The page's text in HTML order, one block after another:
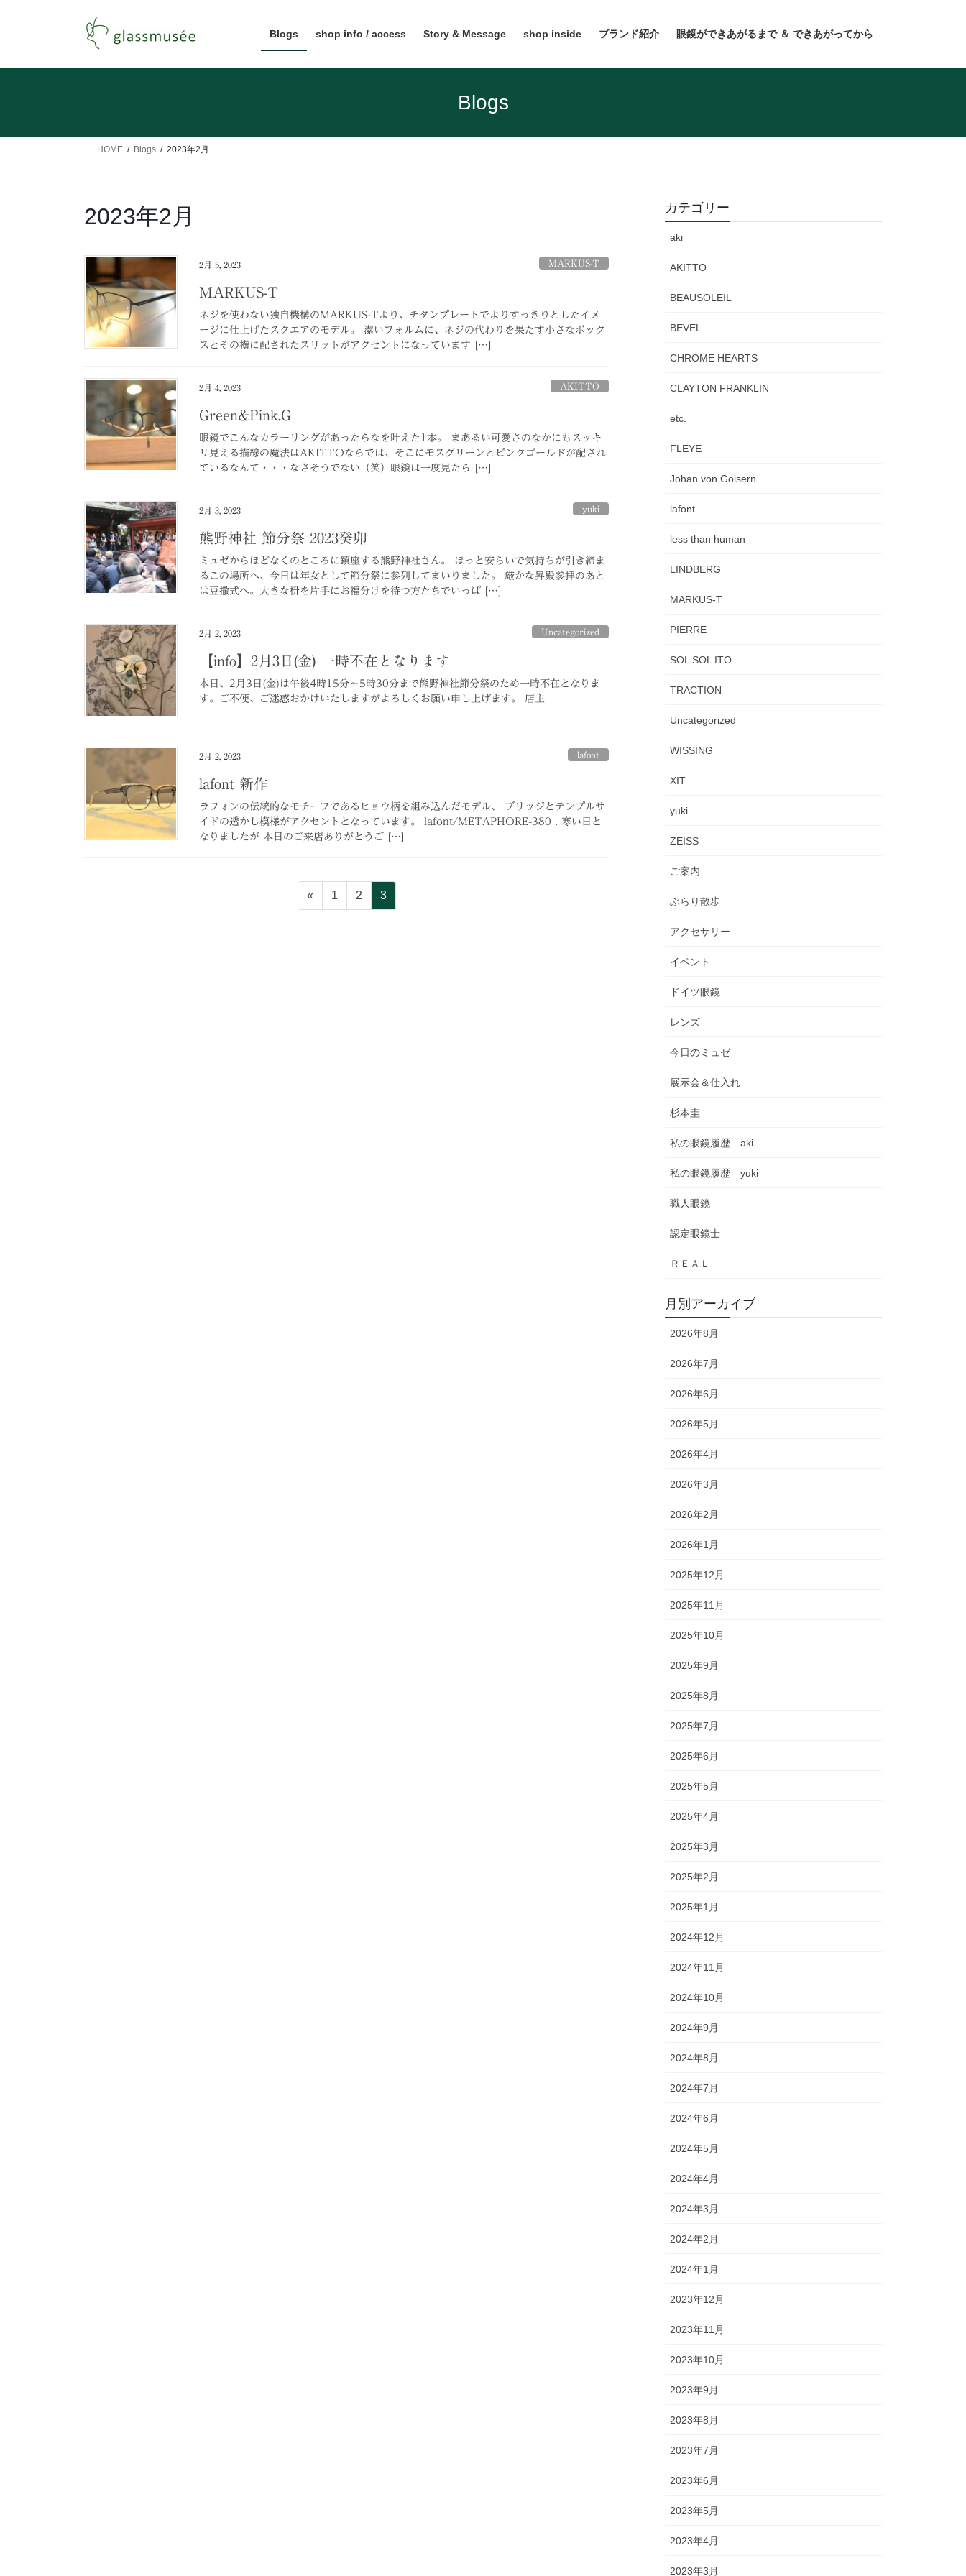
Blogs shop info / access Story & Message shop inside ブランド紹介 眼鏡ができあがるまで ＆ できあがってから
Blogs
HOME Blogs 2023年2月
2023年2月
2月 5, 2023 MARKUS-T
MARKUS-T
ネジを使わない独自機構のMARKUS-Tより、チタンプレートでよりすっきりとしたイメ
ージに仕上げたスクエアのモデル。 潔いフォルムに、ネジの代わりを果たす小さなボック
スとその横に配されたスリットがアクセントになっています […]
2月 4, 2023 AKITTO
Green&Pink.G
眼鏡でこんなカラーリングがあったらなを叶えた1本。 まあるい可愛さのなかにもスッキ
リ見える描線の魔法はAKITTOならでは、そこにモスグリーンとピンクゴールドが配され
ているなんて・・・なさそうでない（笑）眼鏡は一度見たら […]
2月 3, 2023 yuki
熊野神社 節分祭 2023癸卯
ミュゼからほどなくのところに鎮座する熊野神社さん。 ほっと安らいで気持ちが引き締ま
るこの場所へ、今日は年女として節分祭に参列してまいりました。 厳かな昇殿参拝のあと
は豆撒式へ。大きな枡を片手にお福分けを待つ方たちでいっぱ […]
2月 2, 2023 Uncategorized
【info】2月3日(金) 一時不在となります
本日、2月3日(金)は午後4時15分～5時30分まで熊野神社節分祭のため一時不在となりま
す。ご不便、ご迷惑おかけいたしますがよろしくお願い申し上げます。 店主
2月 2, 2023 lafont
lafont 新作
ラフォンの伝統的なモチーフであるヒョウ柄を組み込んだモデル、 ブリッジとテンプルサ
イドの透かし模様がアクセントとなっています。 lafont/METAPHORE-380 . 寒い日と
なりましたが 本日のご来店ありがとうご […]
«
固
定
1
固
定
2
固
定
3
カテゴリー
aki
AKITTO
BEAUSOLEIL
BEVEL
CHROME HEARTS
CLAYTON FRANKLIN
etc.
FLEYE
Johan von Goisern
lafont
less than human
LINDBERG
MARKUS-T
PIERRE
SOL SOL ITO
TRACTION
Uncategorized
WISSING
XIT
yuki
ZEISS
ご案内
ぶらり散歩
アクセサリー
イベント
ドイツ眼鏡
レンズ
今日のミュゼ
展示会＆仕入れ
杉本圭
私の眼鏡履歴 aki
私の眼鏡履歴 yuki
職人眼鏡
認定眼鏡士
ＲＥＡＬ
月別アーカイブ
2026年8月
2026年7月
2026年6月
2026年5月
2026年4月
2026年3月
2026年2月
2026年1月
2025年12月
2025年11月
2025年10月
2025年9月
2025年8月
2025年7月
2025年6月
2025年5月
2025年4月
2025年3月
2025年2月
2025年1月
2024年12月
2024年11月
2024年10月
2024年9月
2024年8月
2024年7月
2024年6月
2024年5月
2024年4月
2024年3月
2024年2月
2024年1月
2023年12月
2023年11月
2023年10月
2023年9月
2023年8月
2023年7月
2023年6月
2023年5月
2023年4月
2023年3月